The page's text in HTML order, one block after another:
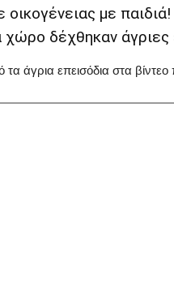
οικογένειας με
χώρο δέχθηκαν άγριες
τα άγρια επεισόδια στα